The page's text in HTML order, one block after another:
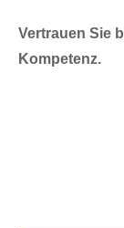
Vertrauen Sie
Kompetenz.